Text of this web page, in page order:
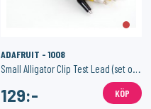
ADAFRUIT - 1008
Small Alligator Clip Test Lead (set of 12)
129:- KÖP